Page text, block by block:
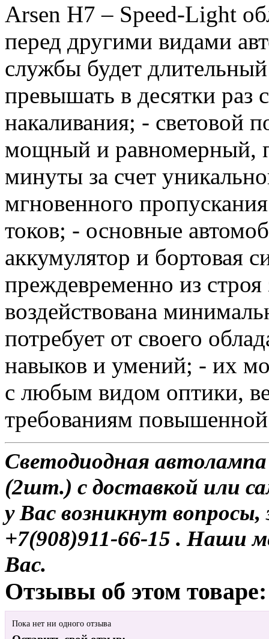
Arsen H7 – Speed-Light
перед другими видами
службы будет
превышать в десятки раз
накаливания; - световой
мощный и равномерный,
минуты за счет
мгновенного
токов; - основные
аккумулятор и бортовая
преждевременно из строя
воздействована
потребует от своего
навыков и умений; - их
с любым видом оптики,
требованиям повышенной
Светодиодная
(2шт.) с доставкой или
у Вас возникнут
+7(908)911-66-15 . Наши
Вас.
Отзывы об этом товаре:
Пока нет ни одного отзыва